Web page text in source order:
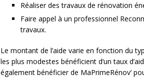
Réaliser des travaux de rénovation
Faire appel à un professionnel
travaux.
Le montant de l’aide varie en fonction du
les plus modestes bénéficient d’un taux
également bénéficier de MaPrimeRénov’